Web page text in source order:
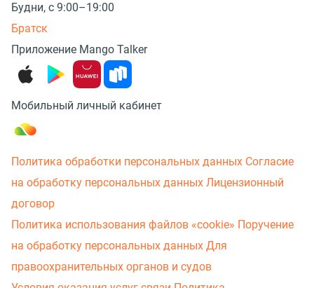
Будни, с 9:00–19:00
Братск
Приложение Mango Talker
Мобильный личный кабинет
Политика обработки персональных данных Согласие
на обработку персональных данных Лицензионный
договор
Политика использования файлов «cookie» Поручение
на обработку персональных данных Для
правоохранительных органов и судов